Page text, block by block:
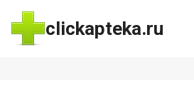
Перейти
содержимому
clickapteka.ru